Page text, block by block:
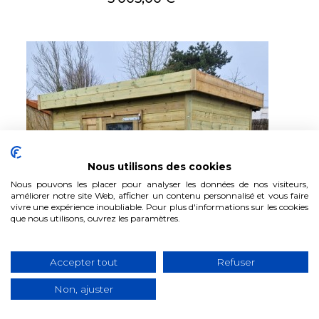
Nous utilisons des cookies
Nous pouvons les placer pour analyser les données de nos visiteurs,
améliorer notre site Web, afficher un contenu personnalisé et vous faire
vivre une expérience inoubliable. Pour plus d'informations sur les cookies
que nous utilisons, ouvrez les paramètres.
Accepter tout Refuser
Non, ajuster